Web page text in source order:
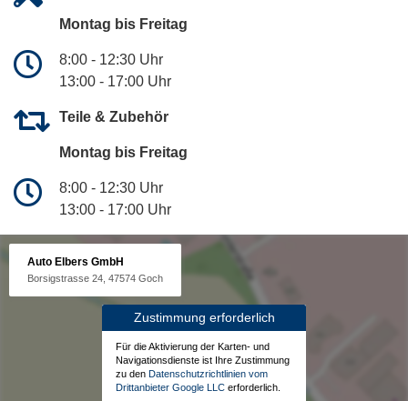
Montag bis Freitag
8:00 - 12:30 Uhr
13:00 - 17:00 Uhr
Teile & Zubehör
Montag bis Freitag
8:00 - 12:30 Uhr
13:00 - 17:00 Uhr
Auto Elbers GmbH
Borsigstrasse 24, 47574 Goch
Zustimmung erforderlich
Für die Aktivierung der Karten- und
Navigationsdienste ist Ihre Zustimmung
zu den Datenschutzrichtlinien vom
Drittanbieter Google LLC erforderlich.